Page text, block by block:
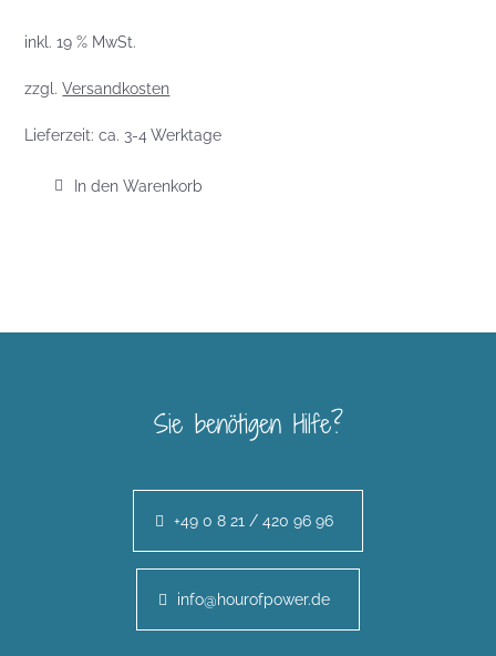
inkl. 19 % MwSt.
zzgl.Versandkosten
Lieferzeit:ca. 3-4 Werktage
In den Warenkorb
Sie benötigen Hilfe?
+49 0 8 21 / 420 96 96
info@hourofpower.de